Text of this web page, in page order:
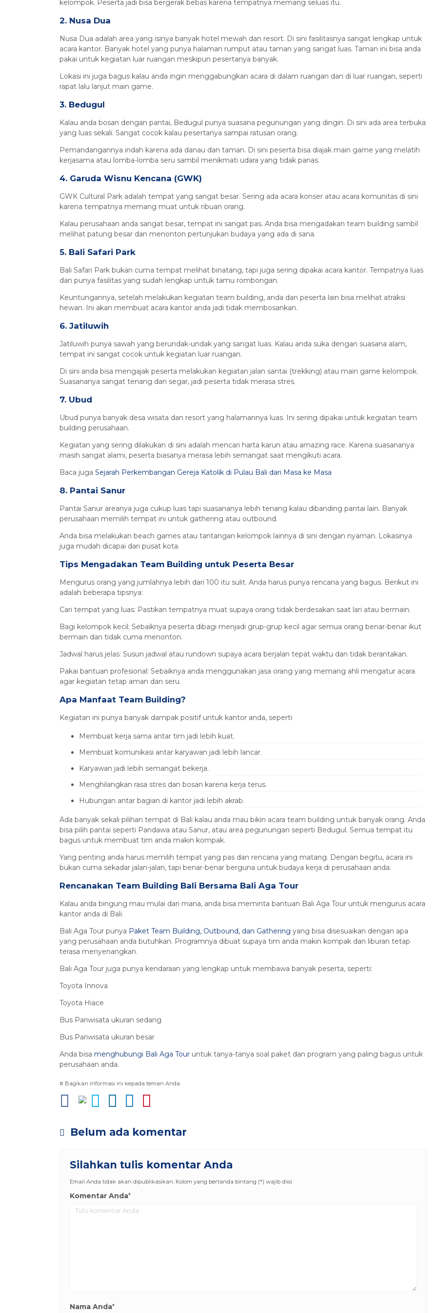
kelompok. Peserta jadi bisa bergerak bebas karena tempatnya memang seluas itu.
2. Nusa Dua
Nusa Dua adalah area yang isinya banyak hotel mewah dan resort. Di sini fasilitasnya sangat lengkap untuk
acara kantor. Banyak hotel yang punya halaman rumput atau taman yang sangat luas. Taman ini bisa anda
pakai untuk kegiatan luar ruangan meskipun pesertanya banyak.
Lokasi ini juga bagus kalau anda ingin menggabungkan acara di dalam ruangan dan di luar ruangan, seperti
rapat lalu lanjut main game.
3. Bedugul
Kalau anda bosan dengan pantai, Bedugul punya suasana pegunungan yang dingin. Di sini ada area terbuka
yang luas sekali. Sangat cocok kalau pesertanya sampai ratusan orang.
Pemandangannya indah karena ada danau dan taman. Di sini peserta bisa diajak main game yang melatih
kerjasama atau lomba-lomba seru sambil menikmati udara yang tidak panas.
4. Garuda Wisnu Kencana (GWK)
GWK Cultural Park adalah tempat yang sangat besar. Sering ada acara konser atau acara komunitas di sini
karena tempatnya memang muat untuk ribuan orang.
Kalau perusahaan anda sangat besar, tempat ini sangat pas. Anda bisa mengadakan team building sambil
melihat patung besar dan menonton pertunjukan budaya yang ada di sana.
5. Bali Safari Park
Bali Safari Park bukan cuma tempat melihat binatang, tapi juga sering dipakai acara kantor. Tempatnya luas
dan punya fasilitas yang sudah lengkap untuk tamu rombongan.
Keuntungannya, setelah melakukan kegiatan team building, anda dan peserta lain bisa melihat atraksi
hewan. Ini akan membuat acara kantor anda jadi tidak membosankan.
6. Jatiluwih
Jatiluwih punya sawah yang berundak-undak yang sangat luas. Kalau anda suka dengan suasana alam,
tempat ini sangat cocok untuk kegiatan luar ruangan.
Di sini anda bisa mengajak peserta melakukan kegiatan jalan santai (trekking) atau main game kelompok.
Suasananya sangat tenang dan segar, jadi peserta tidak merasa stres.
7. Ubud
Ubud punya banyak desa wisata dan resort yang halamannya luas. Ini sering dipakai untuk kegiatan team
building perusahaan.
Kegiatan yang sering dilakukan di sini adalah mencari harta karun atau amazing race. Karena suasananya
masih sangat alami, peserta biasanya merasa lebih semangat saat mengikuti acara.
Baca juga Sejarah Perkembangan Gereja Katolik di Pulau Bali dari Masa ke Masa
8. Pantai Sanur
Pantai Sanur areanya juga cukup luas tapi suasananya lebih tenang kalau dibanding pantai lain. Banyak
perusahaan memilih tempat ini untuk gathering atau outbound.
Anda bisa melakukan beach games atau tantangan kelompok lainnya di sini dengan nyaman. Lokasinya
juga mudah dicapai dari pusat kota.
Tips Mengadakan Team Building untuk Peserta Besar
Mengurus orang yang jumlahnya lebih dari 100 itu sulit. Anda harus punya rencana yang bagus. Berikut ini
adalah beberapa tipsnya:
Cari tempat yang luas: Pastikan tempatnya muat supaya orang tidak berdesakan saat lari atau bermain.
Bagi kelompok kecil: Sebaiknya peserta dibagi menjadi grup-grup kecil agar semua orang benar-benar ikut
bermain dan tidak cuma menonton.
Jadwal harus jelas: Susun jadwal atau rundown supaya acara berjalan tepat waktu dan tidak berantakan.
Pakai bantuan profesional: Sebaiknya anda menggunakan jasa orang yang memang ahli mengatur acara
agar kegiatan tetap aman dan seru.
Apa Manfaat Team Building?
Kegiatan ini punya banyak dampak positif untuk kantor anda, seperti
Membuat kerja sama antar tim jadi lebih kuat.
Membuat komunikasi antar karyawan jadi lebih lancar.
Karyawan jadi lebih semangat bekerja.
Menghilangkan rasa stres dan bosan karena kerja terus.
Hubungan antar bagian di kantor jadi lebih akrab.
Ada banyak sekali pilihan tempat di Bali kalau anda mau bikin acara team building untuk banyak orang. Anda
bisa pilih pantai seperti Pandawa atau Sanur, atau area pegunungan seperti Bedugul. Semua tempat itu
bagus untuk membuat tim anda makin kompak.
Yang penting anda harus memilih tempat yang pas dan rencana yang matang. Dengan begitu, acara ini
bukan cuma sekadar jalan-jalan, tapi benar-benar berguna untuk budaya kerja di perusahaan anda.
Rencanakan Team Building Bali Bersama Bali Aga Tour
Kalau anda bingung mau mulai dari mana, anda bisa meminta bantuan Bali Aga Tour untuk mengurus acara
kantor anda di Bali.
Bali Aga Tour punya Paket Team Building, Outbound, dan Gathering yang bisa disesuaikan dengan apa
yang perusahaan anda butuhkan. Programnya dibuat supaya tim anda makin kompak dan liburan tetap
terasa menyenangkan.
Bali Aga Tour juga punya kendaraan yang lengkap untuk membawa banyak peserta, seperti:
Toyota Innova
Toyota Hiace
Bus Pariwisata ukuran sedang
Bus Pariwisata ukuran besar
Anda bisa menghubungi Bali Aga Tour untuk tanya-tanya soal paket dan program yang paling bagus untuk
perusahaan anda.
# Bagikan informasi ini kepada teman Anda
Belum ada komentar
Silahkan tulis komentar Anda
Email Anda tidak akan dipublikasikan. Kolom yang bertanda bintang (*) wajib diisi
Komentar Anda*
Nama Anda*